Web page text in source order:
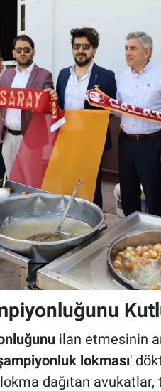
ilan etmesinin
lokması'
dağıtan avukatlar,